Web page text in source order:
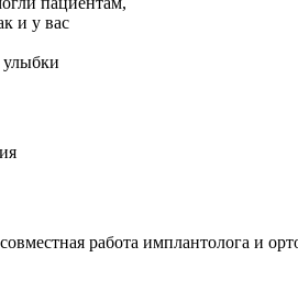
и у вас
улыбки
работа имплантолога и